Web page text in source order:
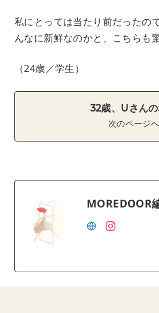
私にとっては当たり前だったの
んなに新鮮なのかと、こちらも
（24歳／学生）
32歳、Uさん
次のページへ
MOREDOOR